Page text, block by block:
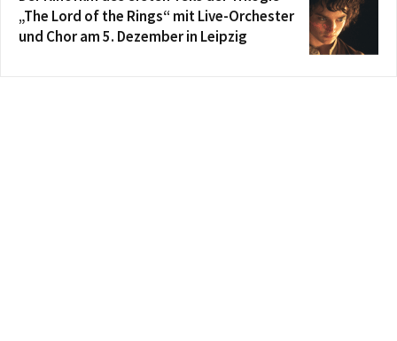
„The Lord of the Rings“ mit Live-Orchester
und Chor am 5. Dezember in Leipzig